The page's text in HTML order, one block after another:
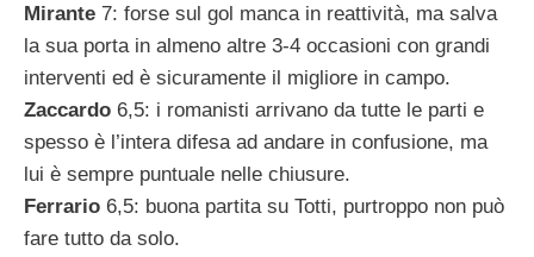
Mirante 7: forse sul gol manca in reattività, ma salva
la sua porta in almeno altre 3-4 occasioni con grandi
interventi ed è sicuramente il migliore in campo.
Zaccardo 6,5: i romanisti arrivano da tutte le parti e
spesso è l’intera difesa ad andare in confusione, ma
lui è sempre puntuale nelle chiusure.
Ferrario 6,5: buona partita su Totti, purtroppo non può
fare tutto da solo.